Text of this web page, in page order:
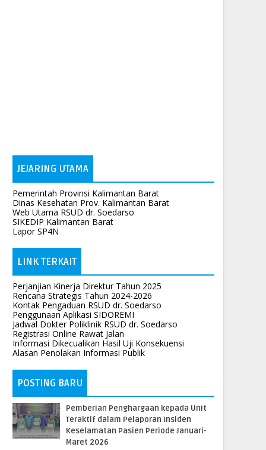
JEJARING UTAMA
Pemerintah Provinsi Kalimantan Barat
Dinas Kesehatan Prov. Kalimantan Barat
Web Utama RSUD dr. Soedarso
SIKEDIP Kalimantan Barat
Lapor SP4N
LINK TERKAIT
Perjanjian Kinerja Direktur Tahun 2025
Rencana Strategis Tahun 2024-2026
Kontak Pengaduan RSUD dr. Soedarso
Penggunaan Aplikasi SIDOREMI
Jadwal Dokter Poliklinik RSUD dr. Soedarso
Registrasi Online Rawat Jalan
Informasi Dikecualikan Hasil Uji Konsekuensi
Alasan Penolakan Informasi Publik
POSTING BARU
Pemberian Penghargaan kepada Unit
Teraktif dalam Pelaporan Insiden
Keselamatan Pasien Periode Januari-
Maret 2026